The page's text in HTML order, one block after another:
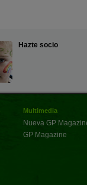
Hazte socio
Multimedia
Nueva GP
GP Magazine